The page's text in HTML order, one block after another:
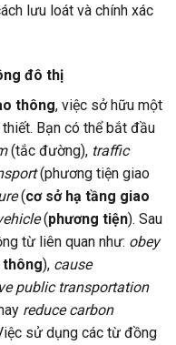
lưu loát và chính xác
đô thị
thông, việc sở hữu một
Bạn có thể bắt đầu
(tắc đường), traffic
(phương tiện giao
(cơ sở hạ tầng giao
(phương tiện). Sau
từ liên quan như: obey
), cause
public transportation
reduce carbon
sử dụng các từ đồng